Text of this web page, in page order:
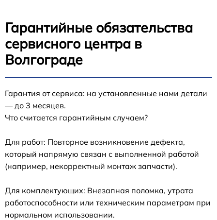
Гарантийные обязательства
сервисного центра в
Волгограде
Гарантия от сервиса: на установленные нами детали
— до 3 месяцев.
Что считается гарантийным случаем?
Для работ: Повторное возникновение дефекта,
который напрямую связан с выполненной работой
(например, некорректный монтаж запчасти).
Для комплектующих: Внезапная поломка, утрата
работоспособности или техническим параметрам при
нормальном использовании.